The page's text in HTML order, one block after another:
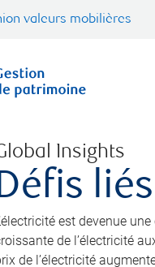
valeurs mobilières
Insights
est devenue
de l’électricité
de l’électricité